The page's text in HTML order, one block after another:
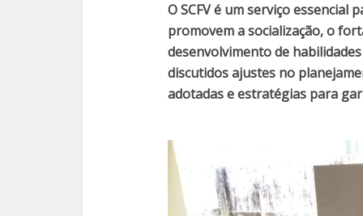
O SCFV é um serviço essencial
promovem a socialização, o
desenvolvimento de
discutidos ajustes no
adotadas e estratégias para